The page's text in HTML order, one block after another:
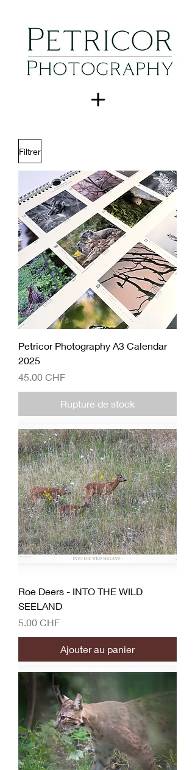
Filtrer
Petricor Photography A3 Calendar
2025
Prix
45.00 CHF
Rupture de stock
Roe Deers - INTO THE WILD
SEELAND
Prix
5.00 CHF
Ajouter au panier